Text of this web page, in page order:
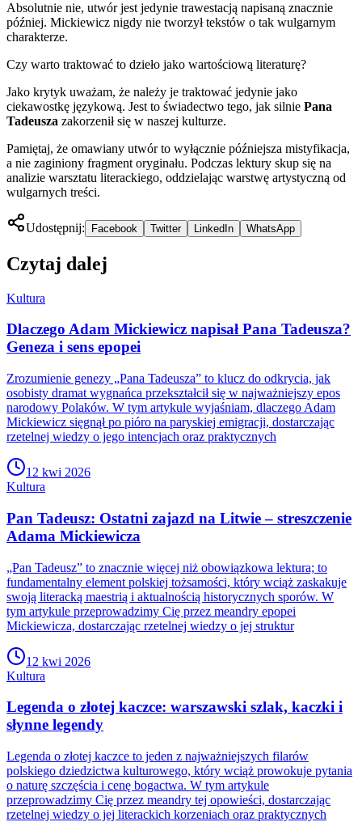
Absolutnie nie, utwór jest jedynie trawestacją napisaną znacznie
później. Mickiewicz nigdy nie tworzył tekstów o tak wulgarnym
charakterze.
Czy warto traktować to dzieło jako wartościową literaturę?
Jako krytyk uważam, że należy je traktować jedynie jako
ciekawostkę językową. Jest to świadectwo tego, jak silnie Pana
Tadeusza zakorzenił się w naszej kulturze.
Pamiętaj, że omawiany utwór to wyłącznie późniejsza mistyfikacja,
a nie zaginiony fragment oryginału. Podczas lektury skup się na
analizie warsztatu literackiego, oddzielając warstwę artystyczną od
wulgarnych treści.
Udostępnij: Facebook Twitter LinkedIn WhatsApp
Czytaj dalej
Kultura
Dlaczego Adam Mickiewicz napisał Pana Tadeusza?
Geneza i sens epopei
Zrozumienie genezy „Pana Tadeusza” to klucz do odkrycia, jak
osobisty dramat wygnańca przekształcił się w najważniejszy epos
narodowy Polaków. W tym artykule wyjaśniam, dlaczego Adam
Mickiewicz sięgnął po pióro na paryskiej emigracji, dostarczając
rzetelnej wiedzy o jego intencjach oraz praktycznych
12 kwi 2026
Kultura
Pan Tadeusz: Ostatni zajazd na Litwie – streszczenie
Adama Mickiewicza
„Pan Tadeusz” to znacznie więcej niż obowiązkowa lektura; to
fundamentalny element polskiej tożsamości, który wciąż zaskakuje
swoją literacką maestrią i aktualnością historycznych sporów. W
tym artykule przeprowadzimy Cię przez meandry epopei
Mickiewicza, dostarczając rzetelnej wiedzy o jej struktur
12 kwi 2026
Kultura
Legenda o złotej kaczce: warszawski szlak, kaczki i
słynne legendy
Legenda o złotej kaczce to jeden z najważniejszych filarów
polskiego dziedzictwa kulturowego, który wciąż prowokuje pytania
o naturę szczęścia i cenę bogactwa. W tym artykule
przeprowadzimy Cię przez meandry tej opowieści, dostarczając
rzetelnej wiedzy o jej literackich korzeniach oraz praktycznych